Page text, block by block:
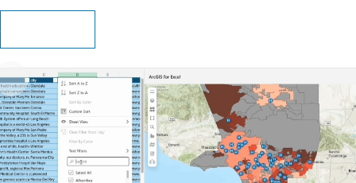
시작 방법 알아보기